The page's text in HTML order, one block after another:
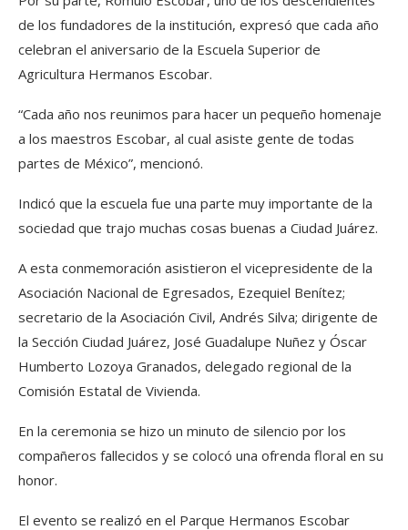
de los fundadores de la institución, expresó que cada año
celebran el aniversario de la Escuela Superior de
Agricultura Hermanos Escobar.
“Cada año nos reunimos para hacer un pequeño homenaje
a los maestros Escobar, al cual asiste gente de todas
partes de México”, mencionó.
Indicó que la escuela fue una parte muy importante de la
sociedad que trajo muchas cosas buenas a Ciudad Juárez.
A esta conmemoración asistieron el vicepresidente de la
Asociación Nacional de Egresados, Ezequiel Benítez;
secretario de la Asociación Civil, Andrés Silva; dirigente de
la Sección Ciudad Juárez, José Guadalupe Nuñez y Óscar
Humberto Lozoya Granados, delegado regional de la
Comisión Estatal de Vivienda.
En la ceremonia se hizo un minuto de silencio por los
compañeros fallecidos y se colocó una ofrenda floral en su
honor.
El evento se realizó en el Parque Hermanos Escobar